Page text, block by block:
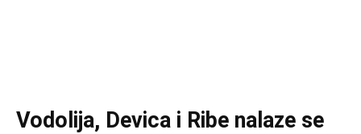
Vodolija, Devica i Ribe nalaze se